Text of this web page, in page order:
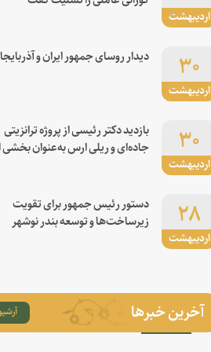
اردیبهشت
اردیبهشت
۳۰ دیدار روسای جمهور ایران و
اردیبهشت
۳۰
بازدید دکتر رئیسی از پروژه ترانزیتی
جاده‌ای و ریلی ارس به‌عنوان بخشی
اردیبهشت
۲۸
دستور رئیس جمهور برای تقویت
زیرساخت‌ها و توسعه بندر نوشهر
آخرین خبرها